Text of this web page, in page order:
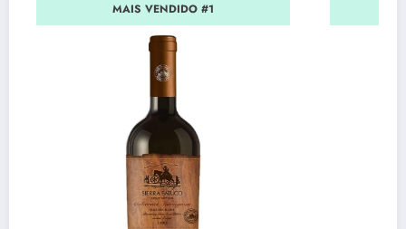
MAIS VENDIDO #1